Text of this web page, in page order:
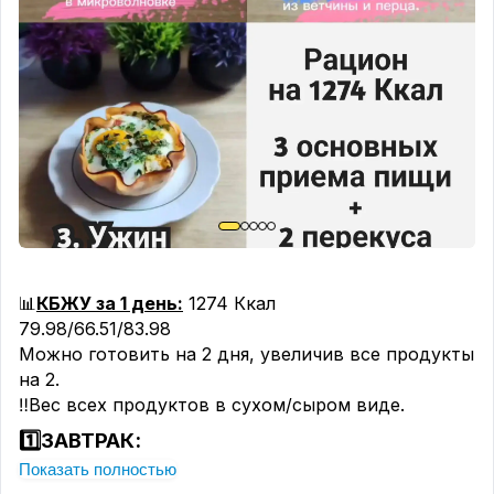
сливки добавляю тертый сыр, зубчик чеснока
через пресс и уже отваренные спагетти.
Перемешиваю, чтобы сыр полностью
расплавился и обволок макароны.
Выкладываю всё на тарелку, добавляю свежую
зелень и овощи для яркости. Получается
полноценный, сытный обед, после которого нет
тяжести — идеальный вариант для тех, кто
следит за фигурой.
#ппобеды
#ппсыр
#ппмакароны
#ппкотлеты
📊 КБЖУ за 1 день: 1274 Ккал
79.98/66.51/83.98
Можно готовить на 2 дня, увеличив все продукты
на 2.
‼️Вес всех продуктов в сухом/сыром виде.
1️⃣ЗАВТРАК:
Показать полностью